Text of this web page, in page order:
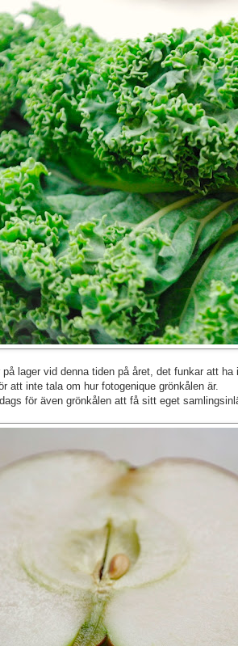
lager vid denna tiden på året, det funkar att
att inte tala om hur fotogenique grönkålen är.
för även grönkålen att få sitt eget